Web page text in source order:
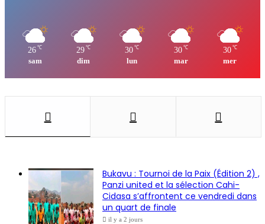
26 ℃
sam
29 ℃
dim
30 ℃
lun
30 ℃
mar
30 ℃
mer
Bukavu : Tournoi de la Paix (Édition 2) ,
Panzi united et la sélection Cahi-
Cidasa s’affrontent ce vendredi dans
un quart de finale
il y a 2 jours